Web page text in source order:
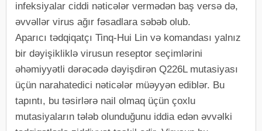
infeksiyalar ciddi nəticələr vermədən baş versə də,
əvvəllər virus ağır fəsadlara səbəb olub.
Aparıcı tədqiqatçı Tinq-Hui Lin və komandası yalnız
bir dəyişikliklə virusun reseptor seçimlərini
əhəmiyyətli dərəcədə dəyişdirən Q226L mutasiyası
üçün narahatedici nəticələr müəyyən ediblər. Bu
tapıntı, bu təsirlərə nail olmaq üçün çoxlu
mutasiyaların tələb olunduğunu iddia edən əvvəlki